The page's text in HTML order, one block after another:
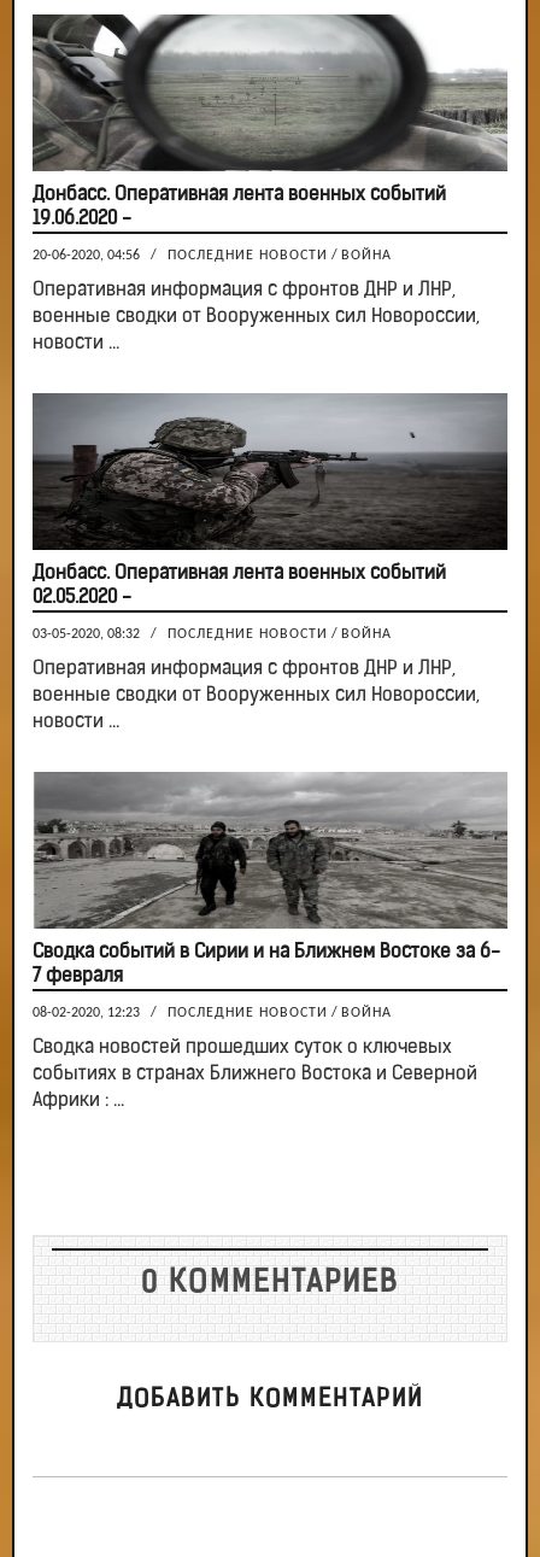
Донбасс. Оперативная лента военных событий
19.06.2020 -
20-06-2020, 04:56 / ПОСЛЕДНИЕ НОВОСТИ / ВОЙНА
Оперативная информация с фронтов ДНР и ЛНР,
военные сводки от Вооруженных сил Новороссии,
новости ...
Донбасс. Оперативная лента военных событий
02.05.2020 -
03-05-2020, 08:32 / ПОСЛЕДНИЕ НОВОСТИ / ВОЙНА
Оперативная информация с фронтов ДНР и ЛНР,
военные сводки от Вооруженных сил Новороссии,
новости ...
Сводка событий в Сирии и на Ближнем Востоке за 6-
7 февраля
08-02-2020, 12:23 / ПОСЛЕДНИЕ НОВОСТИ / ВОЙНА
Сводка новостей прошедших суток о ключевых
событиях в странах Ближнего Востока и Северной
Африки : ...
0 КОММЕНТАРИЕВ
ДОБАВИТЬ КОММЕНТАРИЙ